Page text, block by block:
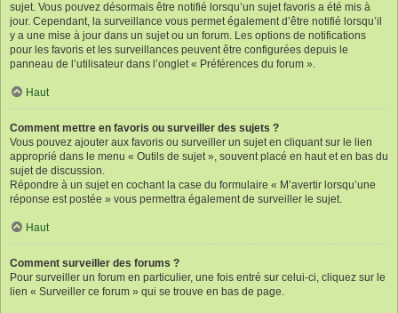
sujet. Vous pouvez désormais être notifié lorsqu’un sujet favoris a été mis à
jour. Cependant, la surveillance vous permet également d’être notifié lorsqu’il
y a une mise à jour dans un sujet ou un forum. Les options de notifications
pour les favoris et les surveillances peuvent être configurées depuis le
panneau de l’utilisateur dans l’onglet « Préférences du forum ».
Haut
Comment mettre en favoris ou surveiller des sujets ?
Vous pouvez ajouter aux favoris ou surveiller un sujet en cliquant sur le lien
approprié dans le menu « Outils de sujet », souvent placé en haut et en bas du
sujet de discussion.
Répondre à un sujet en cochant la case du formulaire « M’avertir lorsqu’une
réponse est postée » vous permettra également de surveiller le sujet.
Haut
Comment surveiller des forums ?
Pour surveiller un forum en particulier, une fois entré sur celui-ci, cliquez sur le
lien « Surveiller ce forum » qui se trouve en bas de page.